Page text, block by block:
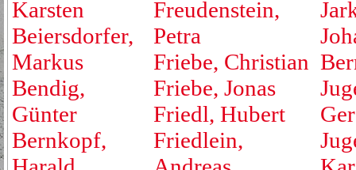
Karsten
Beiersdorfer,
Markus
Bendig,
Günter
Bernkopf,
Freudenstein,
Petra
Friebe, Christian
Friebe, Jonas
Friedl, Hubert
Friedlein,